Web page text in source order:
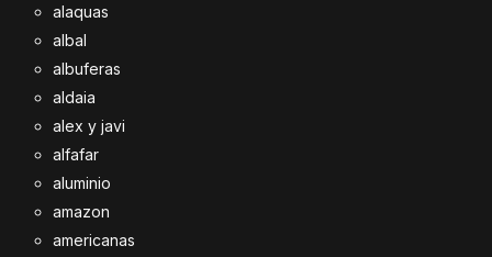
alaquas
albal
albuferas
aldaia
alex y javi
alfafar
aluminio
amazon
americanas